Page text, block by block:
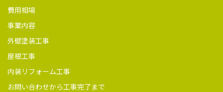
費用相場
事業内容
外壁塗装工事
屋根工事
内装リフォーム工事
お問い合わせから工事完了まで